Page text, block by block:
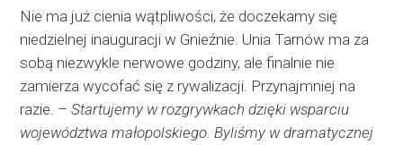
Nie ma już cienia wątpliwości, że doczekamy się
niedzielnej inauguracji w Gnieźnie. Unia Tarnów ma za
sobą niezwykle nerwowe godziny, ale finalnie nie
zamierza wycofać się z rywalizacji. Przynajmniej na
razie. –Startujemy w rozgrywkach dzięki wsparciu
województwa małopolskiego. Byliśmy w dramatycznej